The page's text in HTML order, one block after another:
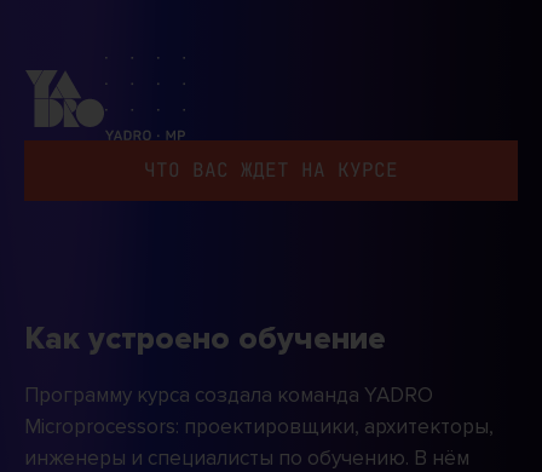
ЧТО ВАС ЖДЕТ НА КУРСЕ
Как устроено обучение
Программу курса создала команда YADRO
Microprocessors: проектировщики, архитекторы,
инженеры и специалисты по обучению. В нём